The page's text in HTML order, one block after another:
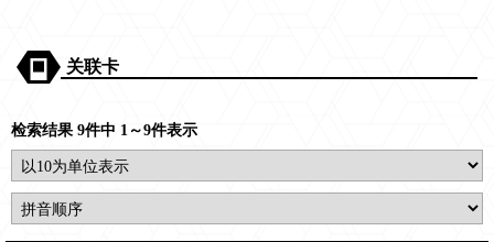
关联卡
检索结果 9件中 1～9件表示